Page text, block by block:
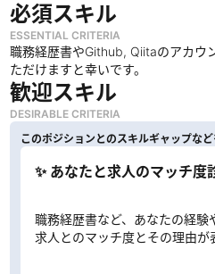
必須スキル
ESSENTIAL CRITERIA
職務経歴書やGithub, Qiitaのアカウ
ただけますと幸いです。
歓迎スキル
DESIRABLE CRITERIA
このポジションとのスキルギャップな
✨ あなたと求人のマッチ度
職務経歴書など、あなたの経験
求人とのマッチ度とその理由が